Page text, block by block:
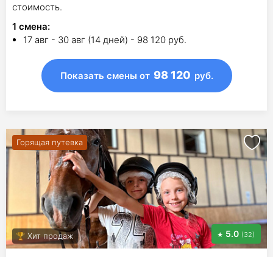
стоимость.
1 смена:
17 авг - 30 авг (14 дней) - 98 120 руб.
Показать смены от 98 120 руб.
Горящая путевка
Хит продаж 5.0 (32)